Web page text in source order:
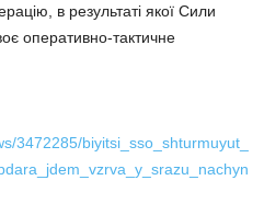
в результаті якої Сили
оперативно-тактичне
3472285/biyitsi_sso_shturmuyut_